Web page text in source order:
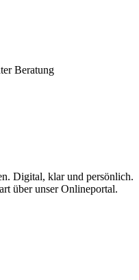
Beratung
Digital, klar und persönlich.
über unser Onlineportal.